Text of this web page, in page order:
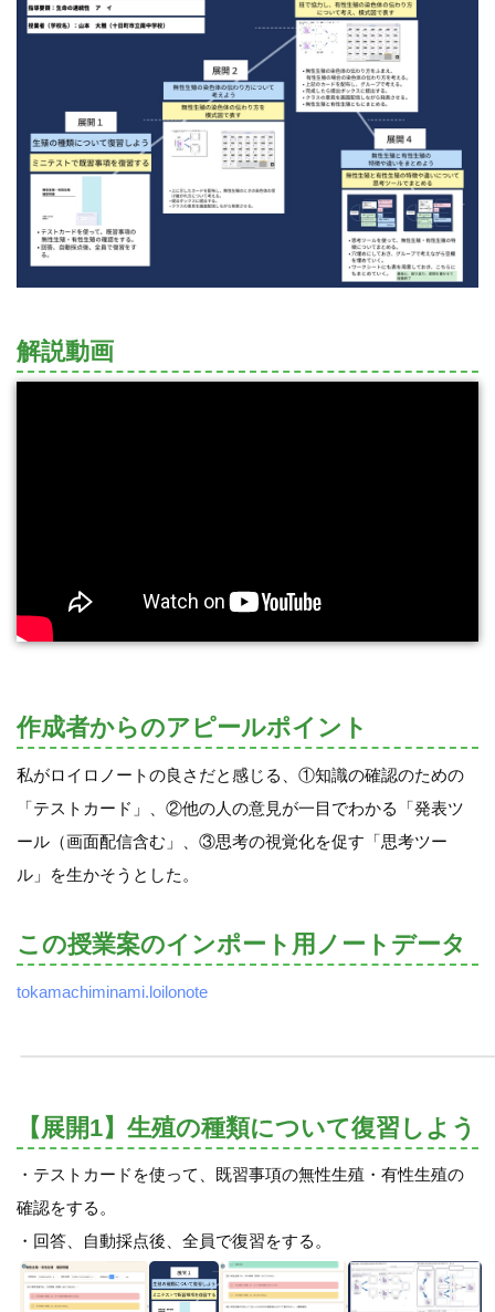
解説動画
作成者からのアピールポイント
私がロイロノートの良さだと感じる、①知識の確認のための
「テストカード」、②他の人の意見が一目でわかる「発表ツ
ール（画面配信含む」、③思考の視覚化を促す「思考ツー
ル」を生かそうとした。
この授業案のインポート用ノートデータ
tokamachiminami.loilonote
【展開1】生殖の種類について復習しよう
・テストカードを使って、既習事項の無性生殖・有性生殖の
確認をする。
・回答、自動採点後、全員で復習をする。